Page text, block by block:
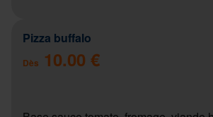
Pizza buffalo
Dès 10.00 €